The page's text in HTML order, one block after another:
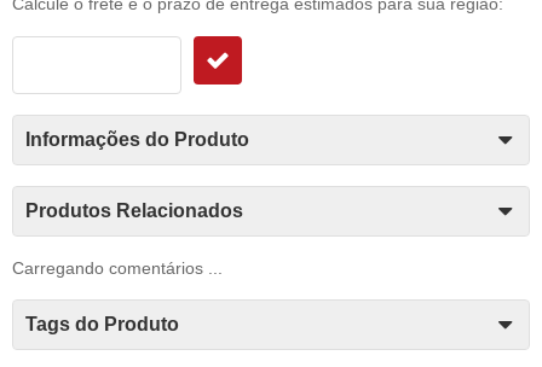
Informações do Produto
Produtos Relacionados
Carregando comentários ...
Tags do Produto